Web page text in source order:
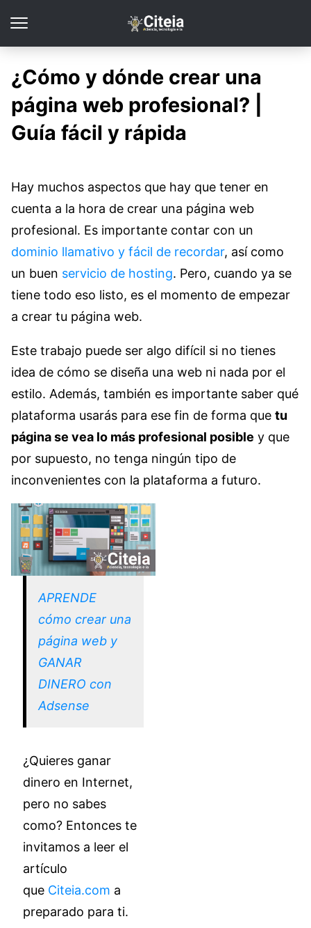
¿Cómo y dónde crear una
página web profesional? |
Guía fácil y rápida
Hay muchos aspectos que hay que tener en
cuenta a la hora de crear una página web
profesional. Es importante contar con un
dominio llamativo y fácil de recordar, así como
un buen servicio de hosting. Pero, cuando ya se
tiene todo eso listo, es el momento de empezar
a crear tu página web.
Este trabajo puede ser algo difícil si no tienes
idea de cómo se diseña una web ni nada por el
estilo. Además, también es importante saber qué
plataforma usarás para ese fin de forma que tu
página se vea lo más profesional posible y que
por supuesto, no tenga ningún tipo de
inconvenientes con la plataforma a futuro.
APRENDE
cómo crear una
página web y
GANAR
DINERO con
Adsense
¿Quieres ganar
dinero en Internet,
pero no sabes
como? Entonces te
invitamos a leer el
artículo
que Citeia.com a
preparado para ti.